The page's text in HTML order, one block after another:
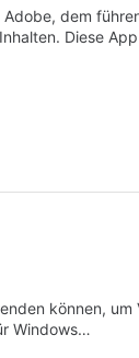
dem
Diese
können,
Windows…